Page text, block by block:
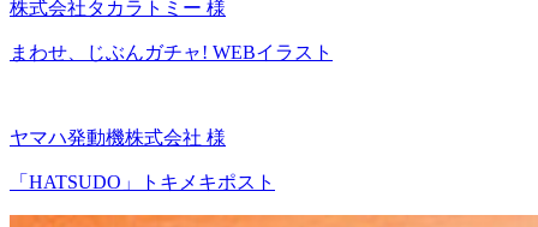
株式会社タカラトミー 様
まわせ、じぶんガチャ! WEBイラスト
ヤマハ発動機株式会社 様
「HATSUDO」トキメキポスト